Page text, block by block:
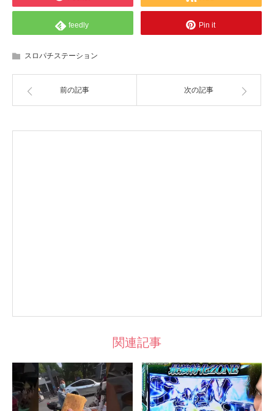
feedly Pin it
スロパチステーション
前の記事 次の記事
関連記事